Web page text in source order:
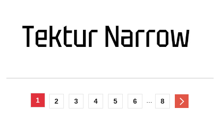
1 2 3 4 5 6 8